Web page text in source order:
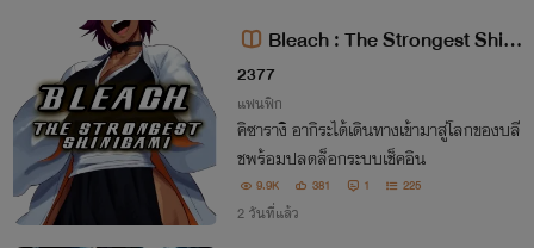
Bleach : The Strongest Shini
gami [นิยายแปล]
2377
แฟนฟิก
คิซารางิ อากิระได้เดินทางเข้ามาสู่โลกของบลี
ชพร้อมปลดล็อกระบบเช็คอิน
9.9K 381 1 225
2 วันที่แล้ว